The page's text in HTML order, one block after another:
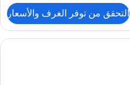
التحقق من توفر الغرف والأسعار